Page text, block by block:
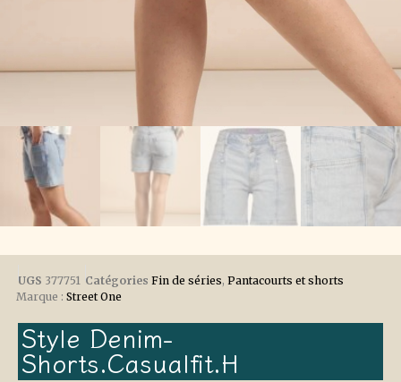
UGS 377751 Catégories Fin de séries, Pantacourts et shorts
Marque : Street One
Style Denim-
Shorts.casualfit.h